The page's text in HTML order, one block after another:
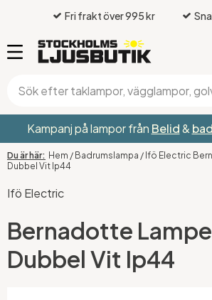
Fri frakt över 995 kr
Kampanj på lampor från Belid&
Hem / Badrumslampa / Ifö Electric
Dubbel Vit Ip44
Ifö Electric
Bernadotte
Dubbel Vit Ip44